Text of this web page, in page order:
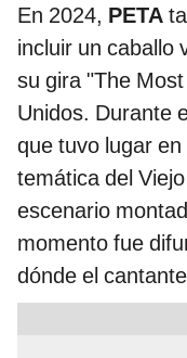
En 2024, PETA
incluir un caballo
su gira "The
Unidos. Durante
que tuvo lugar
temática del
escenario
momento fue
dónde el